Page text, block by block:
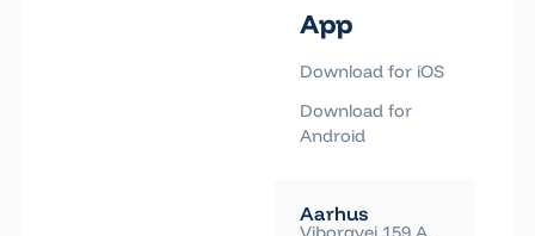
App
Download for iOS
Download for
Android
Aarhus